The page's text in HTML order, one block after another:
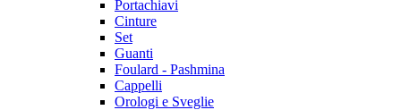
Portachiavi
Cinture
Set
Guanti
Foulard - Pashmina
Cappelli
Orologi e Sveglie